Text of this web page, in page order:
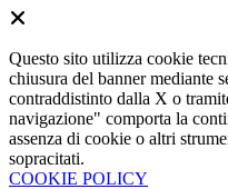
Questo sito utilizza cookie
chiusura del banner mediante
contraddistinto dalla X o
navigazione" comporta la
assenza di cookie o altri
sopracitati.
COOKIE POLICY